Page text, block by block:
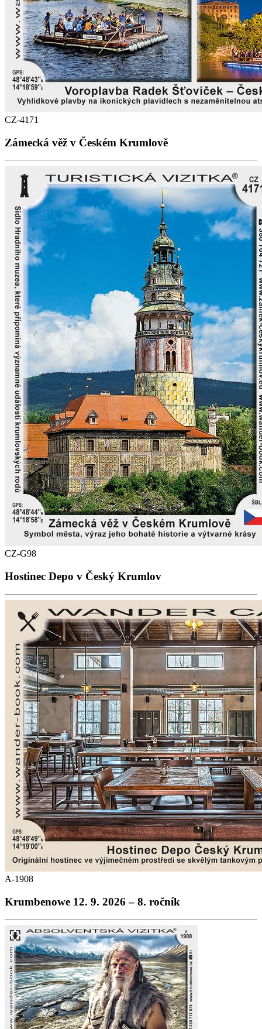
CZ-4171
Zámecká věž v Českém Krumlově
CZ-G98
Hostinec Depo v Český Krumlov
A-1908
Krumbenowe 12. 9. 2026 – 8. ročník